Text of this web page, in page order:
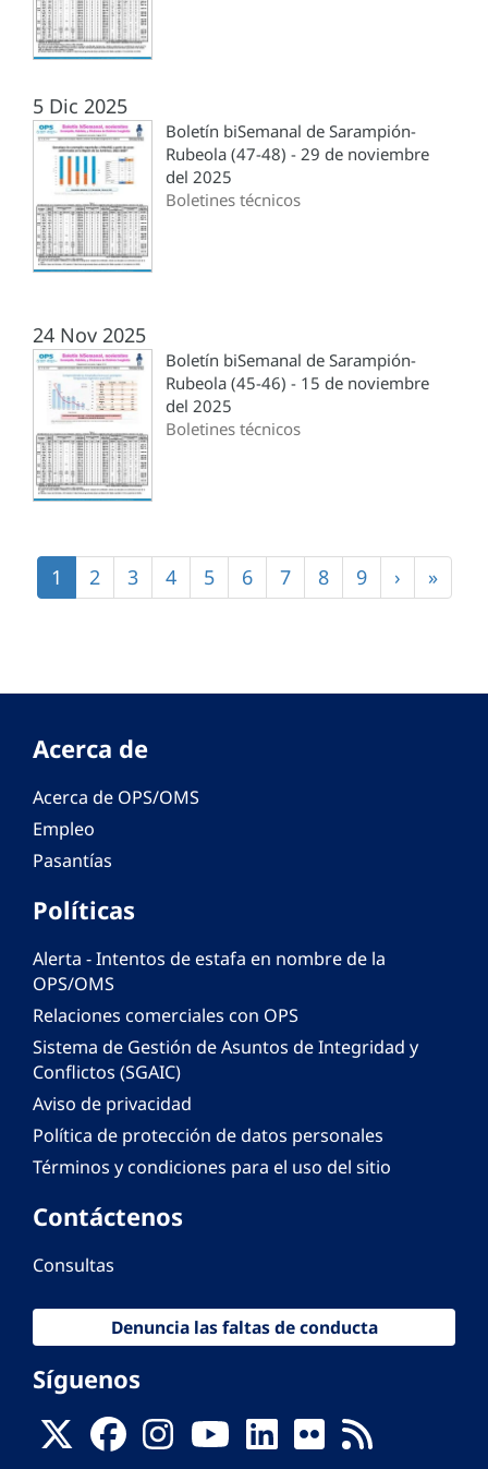
5 Dic 2025
Boletín biSemanal de Sarampión-
Rubeola (47-48) - 29 de noviembre
del 2025
Boletines técnicos
24 Nov 2025
Boletín biSemanal de Sarampión-
Rubeola (45-46) - 15 de noviembre
del 2025
Boletines técnicos
Página
actual
1 Página
2 Página
3 Página
4 Página
5 Página
6 Página
7 Página
8 Página
9
Siguiente
página
› »
Acerca de
Acerca de OPS/OMS
Empleo
Pasantías
Políticas
Alerta - Intentos de estafa en nombre de la
OPS/OMS
Relaciones comerciales con OPS
Sistema de Gestión de Asuntos de Integridad y
Conflictos (SGAIC)
Aviso de privacidad
Política de protección de datos personales
Términos y condiciones para el uso del sitio
Contáctenos
Consultas
Denuncia las faltas de conducta
Síguenos